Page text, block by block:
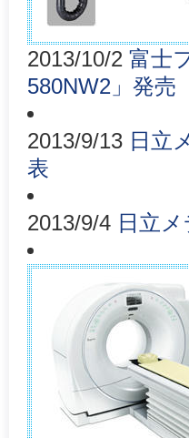
2013/10/2 富士
580NW2」発売
2013/9/13 日立
表
2013/9/4 日立